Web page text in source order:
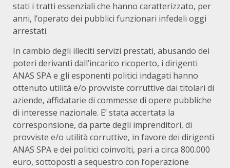
stati i tratti essenziali che hanno caratterizzato, per
anni, l’operato dei pubblici funzionari infedeli oggi
arrestati.
In cambio degli illeciti servizi prestati, abusando dei
poteri derivanti dall’incarico ricoperto, i dirigenti
ANAS SPA e gli esponenti politici indagati hanno
ottenuto utilità e/o provviste corruttive dai titolari di
aziende, affidatarie di commesse di opere pubbliche
di interesse nazionale. E’ stata accertata la
corresponsione, da parte degli imprenditori, di
provviste e/o utilità corruttive, in favore dei dirigenti
ANAS SPA e dei politici coinvolti, pari a circa 800.000
euro, sottoposti a sequestro con l’operazione